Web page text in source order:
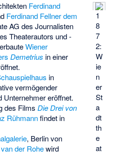
1
8
7
2:
W
ie
n
er
St
a
dt
th
e
at
Ferdinand
Ferdinand Fellner dem
AG des Journalisten
Theaterautors und -
Wiener
Demetrius in einer
in
vermögender
Unternehmer eröffnet.
des Films Die Drei von
Rühmannfindet in
, Berlin von
der Rohewird